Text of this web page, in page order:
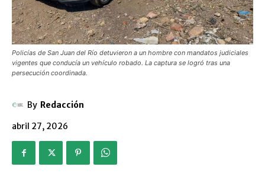
Policías de San Juan del Río detuvieron a un hombre con mandatos judiciales
vigentes que conducía un vehículo robado. La captura se logró tras una
persecución coordinada.
By Redacción
abril 27, 2026